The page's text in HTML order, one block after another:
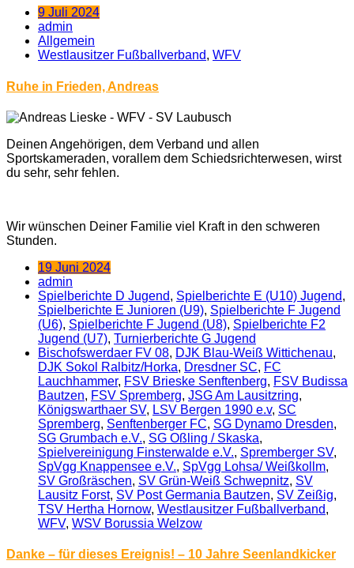
9 Juli 2024
admin
Allgemein
Westlausitzer Fußballverband, WFV
Ruhe in Frieden, Andreas
Deinen Angehörigen, dem Verband und allen
Sportskameraden, vorallem dem Schiedsrichterwesen, wirst
du sehr, sehr fehlen.
Wir wünschen Deiner Familie viel Kraft in den schweren
Stunden.
19 Juni 2024
admin
Spielberichte D Jugend, Spielberichte E (U10) Jugend,
Spielberichte E Junioren (U9), Spielberichte F Jugend
(U6), Spielberichte F Jugend (U8), Spielberichte F2
Jugend (U7), Turnierberichte G Jugend
Bischofswerdaer FV 08, DJK Blau-Weiß Wittichenau,
DJK Sokol Ralbitz/Horka, Dresdner SC, FC
Lauchhammer, FSV Brieske Senftenberg, FSV Budissa
Bautzen, FSV Spremberg, JSG Am Lausitzring,
Königswarthaer SV, LSV Bergen 1990 e.v, SC
Spremberg, Senftenberger FC, SG Dynamo Dresden,
SG Grumbach e.V., SG Oßling / Skaska,
Spielvereinigung Finsterwalde e.V., Spremberger SV,
SpVgg Knappensee e.V., SpVgg Lohsa/ Weißkollm,
SV Großräschen, SV Grün‑Weiß Schwepnitz, SV
Lausitz Forst, SV Post Germania Bautzen, SV Zeißig,
TSV Hertha Hornow, Westlausitzer Fußballverband,
WFV, WSV Borussia Welzow
Danke – für dieses Ereignis! – 10 Jahre Seenlandkicker